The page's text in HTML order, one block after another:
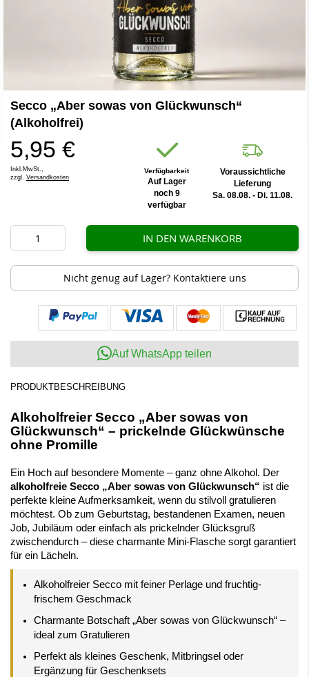
Anfang
der
Bildergalerie
springen
Secco „Aber sowas von Glückwunsch“
(Alkoholfrei)
5,95 €
Inkl.MwSt.,
zzgl. Versandkosten
Verfügbarkeit
Auf Lager
noch 9
verfügbar
Voraussichtliche
Lieferung
Sa. 08.08. - Di. 11.08.
IN DEN WARENKORB
Nicht genug auf Lager? Kontaktiere uns
Auf WhatsApp teilen
PRODUKTBESCHREIBUNG
Alkoholfreier Secco „Aber sowas von
Glückwunsch“ – prickelnde Glückwünsche
ohne Promille
Ein Hoch auf besondere Momente – ganz ohne Alkohol. Der
alkoholfreie Secco „Aber sowas von Glückwunsch“ ist die
perfekte kleine Aufmerksamkeit, wenn du stilvoll gratulieren
möchtest. Ob zum Geburtstag, bestandenen Examen, neuen
Job, Jubiläum oder einfach als prickelnder Glücksgruß
zwischendurch – diese charmante Mini-Flasche sorgt garantiert
für ein Lächeln.
Alkoholfreier Secco mit feiner Perlage und fruchtig-
frischem Geschmack
Charmante Botschaft „Aber sowas von Glückwunsch“ –
ideal zum Gratulieren
Perfekt als kleines Geschenk, Mitbringsel oder
Ergänzung für Geschenksets